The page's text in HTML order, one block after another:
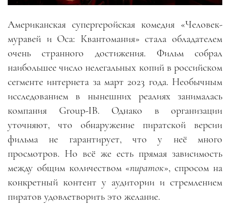
Американская супергеройская комедия «Человек-
муравей и Оса: Квантомания» стала обладателем
очень странного достижения. Фильм собрал
наибольшее число нелегальных копий в российском
сегменте интернета за март 2023 года. Необычным
исследованием в нынешних реалиях занималась
компания Group-IB. Однако в организации
уточняют, что обнаружение пиратской версии
фильма не гарантирует, что у неё много
просмотров. Но всё же есть прямая зависимость
между общим количеством «пираток», спросом на
конкретный контент у аудитории и стремлением
пиратов удовлетворить это желание.